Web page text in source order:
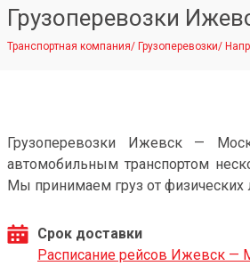
Грузоперевозки
Транспортная компания/ Грузоперевозки/
Грузоперевозки Ижевск —
автомобильным транспортом
Мы принимаем груз от физических
Срок доставки
Расписание рейсов Ижевск —